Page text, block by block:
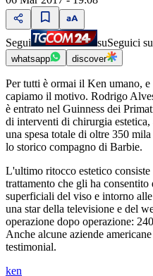
Segui suSeguici su
whatsapp discover
Per tutti è ormai il Ken umano, e
capiamo il motivo. Rodrigo
è entrato nel Guinness dei
di interventi di chirurgia
una spesa totale di oltre 350
lo storico compagno di Barbie.
L'ultimo ritocco estetico
trattamento che gli ha
superficiali del viso e intorno
una star della televisione e del
operazione dopo operazione:
Anche alcune aziende
testimonial.
ken